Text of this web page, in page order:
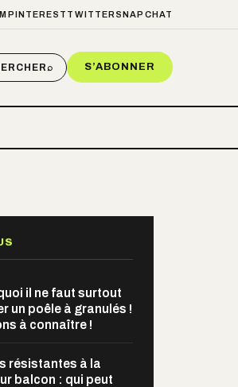
PINTEREST TWITTER SNAPCHAT
⌕ S’ABONNER
il ne faut surtout
un poêle à granulés !
à connaître !
résistantes à la
balcon : qui peut